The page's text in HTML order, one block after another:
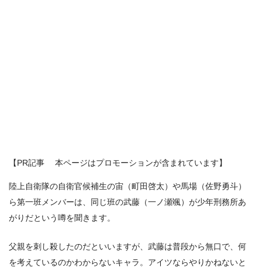
【PR記事 本ページはプロモーションが含まれています】
陸上自衛隊の自衛官候補生の宙（町田啓太）や馬場（佐野勇斗）
ら第一班メンバーは、同じ班の武藤（一ノ瀬颯）が少年刑務所あ
がりだという噂を聞きます。
父親を刺し殺したのだといいますが、武藤は普段から無口で、何
を考えているのかわからないキャラ。アイツならやりかねないと